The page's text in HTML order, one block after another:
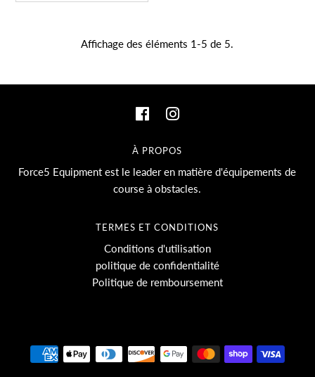
Affichage des éléments 1-5 de 5.
À PROPOS
Force5 Equipment est le leader en matière d'équipements de
course à obstacles.
TERMES ET CONDITIONS
Conditions d'utilisation
politique de confidentialité
Politique de remboursement